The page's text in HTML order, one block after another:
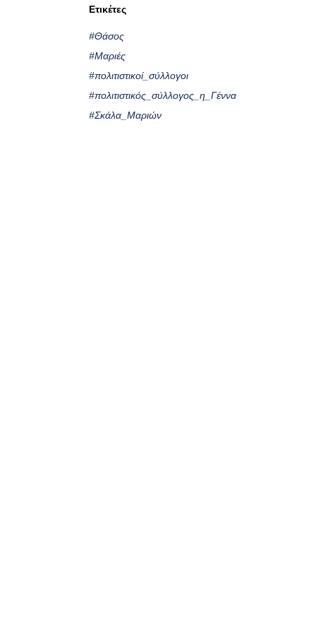
Ετικέτες
#Θάσος
#Μαριές
#πολιτιστικοί_σύλλογοι
#πολιτιστικός_σύλλογος_η_Γέννα
#Σκάλα_Μαριών